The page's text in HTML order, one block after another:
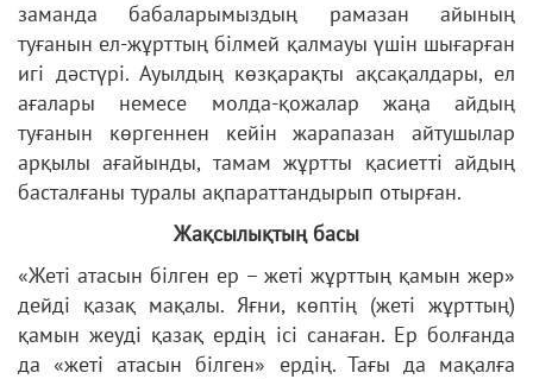
заманда бабаларымыздың рамазан айының
туғанын ел-жұрттың білмей қалмауы үшін шығарған
игі дәстүрі. Ауылдың көзқарақты ақсақалдары, ел
ағалары немесе молда-қожалар жаңа айдың
туғанын көргеннен кейін жарапазан айтушылар
арқылы ағайынды, тамам жұртты қасиетті айдың
басталғаны туралы ақпараттандырып отырған.
Жақсылықтың басы
«Жеті атасын білген ер – жеті жұрттың қамын жер»
дейді қазақ мақалы. Яғни, көптің (жеті жұрттың)
қамын жеуді қазақ ердің ісі санаған. Ер болғанда
да «жеті атасын білген» ердің. Тағы да мақалға